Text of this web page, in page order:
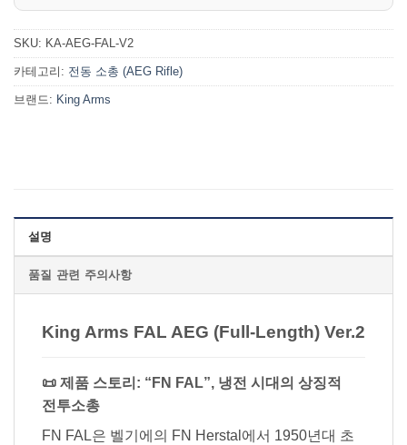
SKU: KA-AEG-FAL-V2
카테고리: 전동 소총 (AEG Rifle)
브랜드: King Arms
설명
품질 관련 주의사항
King Arms FAL AEG (Full-Length) Ver.2
📜 제품 스토리: “FN FAL”, 냉전 시대의 상징적
전투소총
FN FAL은 벨기에의 FN Herstal에서 1950년대 초